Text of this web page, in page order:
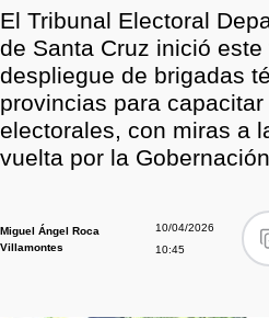
El Tribunal Electoral
de Santa Cruz inició este
despliegue de brigadas
provincias para
electorales, con miras a
vuelta por la
Miguel Ángel Roca
Villamontes
10/04/2026
10:45